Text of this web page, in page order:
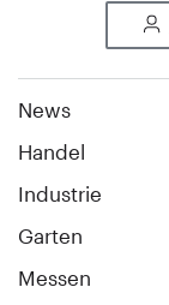
News
Handel
Industrie
Garten
Messen